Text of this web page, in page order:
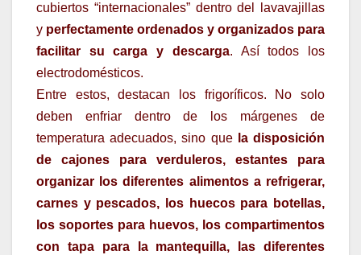
cubiertos “internacionales” dentro del lavavajillas
y perfectamente ordenados y organizados para
facilitar su carga y descarga. Así todos los
electrodomésticos.
Entre estos, destacan los frigoríficos. No solo
deben enfriar dentro de los márgenes de
temperatura adecuados, sino que la disposición
de cajones para verduleros, estantes para
organizar los diferentes alimentos a refrigerar,
carnes y pescados, los huecos para botellas,
los soportes para huevos, los compartimentos
con tapa para la mantequilla, las diferentes